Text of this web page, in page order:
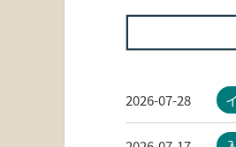
2026-07-28